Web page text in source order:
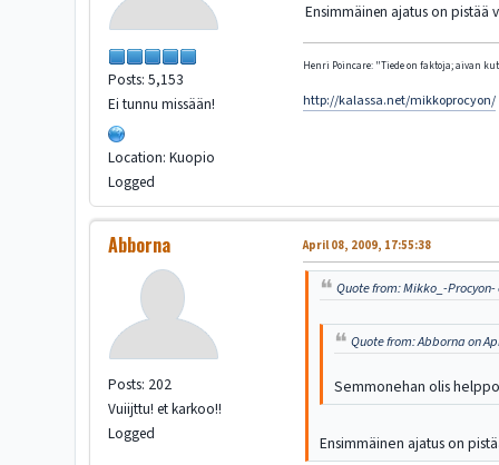
Posts: 5,153
Ei tunnu missään!
Location: Kuopio
Logged
Ensimmäinen ajatus on pistää
Henri Poincare: "Tiede on faktoja; aivan
http://kalassa.net/mikkoprocyon/
Abborna
Posts: 202
Vuiijttu! et karkoo!!
Logged
April 08, 2009, 17:55:38
Quote from: Mikko_-
Quote from: Abborna on
Semmonehan olis
Ensimmäinen ajatus on